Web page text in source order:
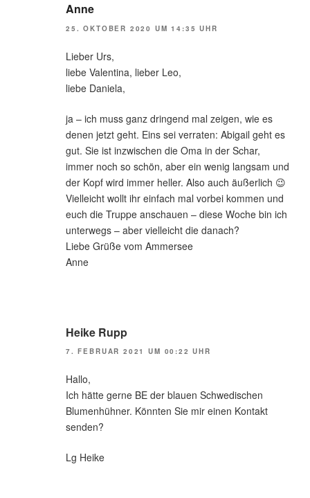
Anne
25. OKTOBER 2020 UM 14:35 UHR
Lieber Urs,
liebe Valentina, lieber Leo,
liebe Daniela,
ja – ich muss ganz dringend mal zeigen, wie es
denen jetzt geht. Eins sei verraten: Abigail geht es
gut. Sie ist inzwischen die Oma in der Schar,
immer noch so schön, aber ein wenig langsam und
der Kopf wird immer heller. Also auch äußerlich 😉
Vielleicht wollt ihr einfach mal vorbei kommen und
euch die Truppe anschauen – diese Woche bin ich
unterwegs – aber vielleicht die danach?
Liebe Grüße vom Ammersee
Anne
Heike Rupp
7. FEBRUAR 2021 UM 00:22 UHR
Hallo,
Ich hätte gerne BE der blauen Schwedischen
Blumenhühner. Könnten Sie mir einen Kontakt
senden?
Lg Heike